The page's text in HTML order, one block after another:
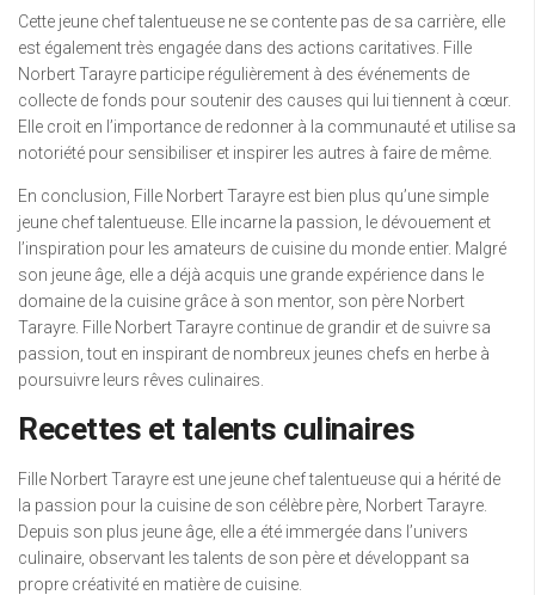
Cette jeune chef talentueuse ne se contente pas de sa carrière, elle
est également très engagée dans des actions caritatives. Fille
Norbert Tarayre participe régulièrement à des événements de
collecte de fonds pour soutenir des causes qui lui tiennent à cœur.
Elle croit en l’importance de redonner à la communauté et utilise sa
notoriété pour sensibiliser et inspirer les autres à faire de même.
En conclusion, Fille Norbert Tarayre est bien plus qu’une simple
jeune chef talentueuse. Elle incarne la passion, le dévouement et
l’inspiration pour les amateurs de cuisine du monde entier. Malgré
son jeune âge, elle a déjà acquis une grande expérience dans le
domaine de la cuisine grâce à son mentor, son père Norbert
Tarayre. Fille Norbert Tarayre continue de grandir et de suivre sa
passion, tout en inspirant de nombreux jeunes chefs en herbe à
poursuivre leurs rêves culinaires.
Recettes et talents culinaires
Fille Norbert Tarayre est une jeune chef talentueuse qui a hérité de
la passion pour la cuisine de son célèbre père, Norbert Tarayre.
Depuis son plus jeune âge, elle a été immergée dans l’univers
culinaire, observant les talents de son père et développant sa
propre créativité en matière de cuisine.